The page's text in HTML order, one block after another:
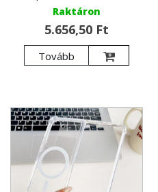
Raktáron
5.656,50 Ft
Tovább